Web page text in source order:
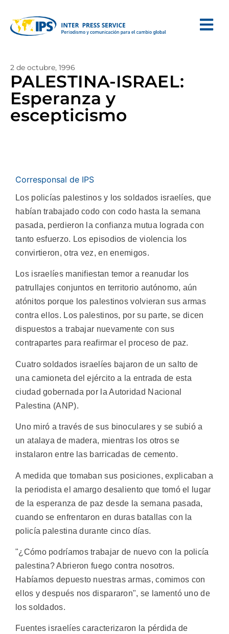
2 de octubre, 1996
PALESTINA-ISRAEL:
Esperanza y
escepticismo
Corresponsal de IPS
Los policías palestinos y los soldados israelíes, que
habían trabajado codo con codo hasta la semana
pasada, perdieron la confianza mutua lograda con
tanto esfuerzo. Los episodios de violencia los
convirtieron, otra vez, en enemigos.
Los israelíes manifiestan temor a reanudar los
patrullajes conjuntos en territorio autónomo, aún
atónitos porque los palestinos volvieran sus armas
contra ellos. Los palestinos, por su parte, se dicen
dispuestos a trabajar nuevamente con sus
contrapartes para reafirmar el proceso de paz.
Cuatro soldados israelíes bajaron de un salto de
una camioneta del ejército a la entrada de esta
ciudad gobernada por la Autoridad Nacional
Palestina (ANP).
Uno miró a través de sus binoculares y se subió a
un atalaya de madera, mientras los otros se
instalaron entre las barricadas de cemento.
A medida que tomaban sus posiciones, explicaban a
la periodista el amargo desaliento que tomó el lugar
de la esperanza de paz desde la semana pasada,
cuando se enfrentaron en duras batallas con la
policía palestina durante cinco días.
"¿Cómo podríamos trabajar de nuevo con la policía
palestina? Abrieron fuego contra nosotros.
Habíamos depuesto nuestras armas, comimos con
ellos y después nos dispararon", se lamentó uno de
los soldados.
Fuentes israelíes caracterizaron la pérdida de